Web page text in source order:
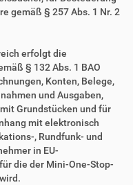
gemäß § 257 Abs. 1 Nr. 2
erfolgt die
§ 132 Abs. 1 BAO
Konten, Belege,
und Ausgaben,
Grundstücken und für
mit elektronisch
, Rundfunk- und
in EU-
die der Mini-One-Stop-